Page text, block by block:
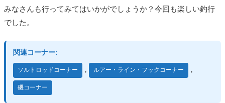
みなさんも行ってみてはいかがでしょうか？今回も楽しい釣行
でした。
関連コーナー:
ソルトロッドコーナー , ルアー・ライン・フックコーナー ,
磯コーナー